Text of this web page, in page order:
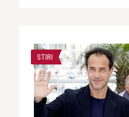
STIRI